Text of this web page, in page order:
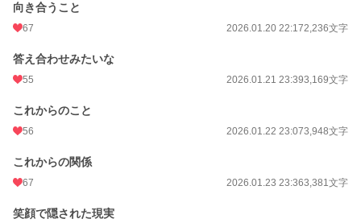
向き合うこと
67 2026.01.20 22:172,236文字
答え合わせみたいな
55 2026.01.21 23:393,169文字
これからのこと
56 2026.01.22 23:073,948文字
これからの関係
67 2026.01.23 23:363,381文字
笑顔で隠された現実